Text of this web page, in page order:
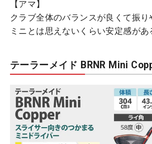
【アマ】
クラブ全体のバランスが良くて振り
ミニとは思えないくらい安定感があ
テーラーメイド BRNR Mini